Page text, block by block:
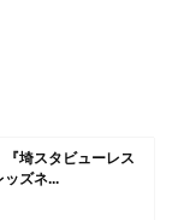
『埼スタビューレス
ッズネ...